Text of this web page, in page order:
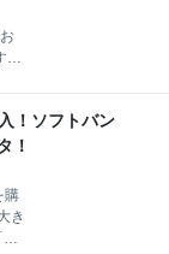
契
行
。
！ソフトバン
！
購
き